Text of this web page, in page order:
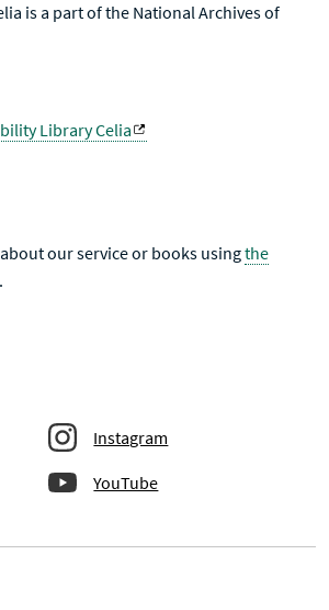
is a part of the National Archives of
Library Celia
our service or books usingthe
.
Instagram
YouTube